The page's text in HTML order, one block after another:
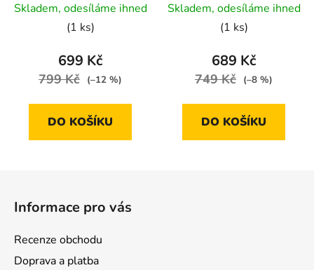
Skladem, odesíláme ihned
(1 ks)
699 Kč
799 Kč (–12 %)
DO KOŠÍKU
hodnocení
produktu
je
5,0
hvězdiček.
Skladem, odesíláme ihned
(1 ks)
689 Kč
749 Kč (–8 %)
DO KOŠÍKU
Informace pro vás
Recenze obchodu
Doprava a platba